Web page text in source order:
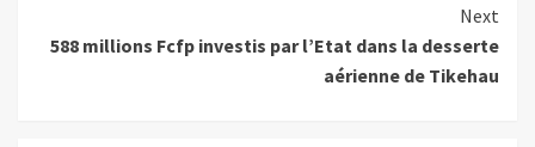
Next
588 millions Fcfp investis par l’Etat dans la desserte
aérienne de Tikehau